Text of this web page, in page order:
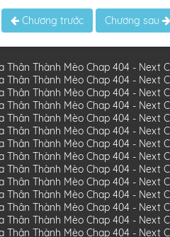
Chương trước Chương sau